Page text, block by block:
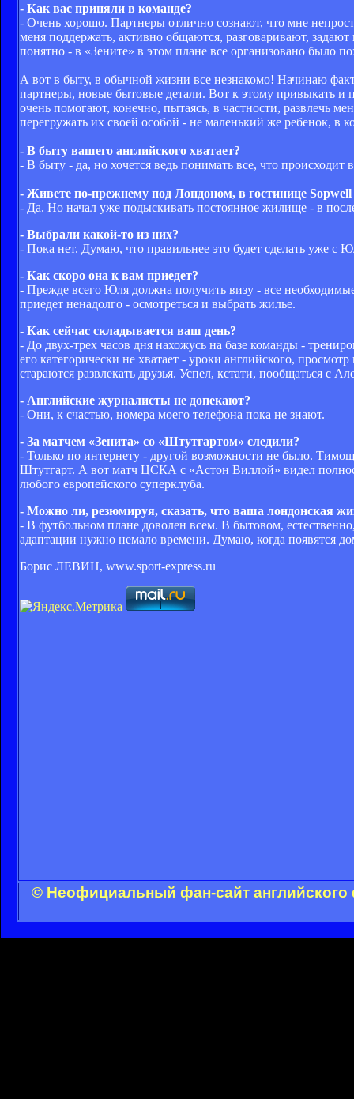
- Как вас приняли в команде?
- Очень хорошо. Партнеры отлично сознают, что мне
меня поддержать, активно общаются, разговаривают,
понятно - в «Зените» в этом плане все организовано было
А вот в быту, в обычной жизни все незнакомо! Начинаю
партнеры, новые бытовые детали. Вот к этому привыкать и
очень помогают, конечно, пытаясь, в частности, развлечь
перегружать их своей особой - не маленький же ребенок, в
- В быту вашего английского хватает?
- В быту - да, но хочется ведь понимать все, что
- Живете по-прежнему под Лондоном, в гостинице Sopwell
- Да. Но начал уже подыскивать постоянное жилище - в
- Выбрали какой-то из них?
- Пока нет. Думаю, что правильнее это будет сделать уже с
- Как скоро она к вам приедет?
- Прежде всего Юля должна получить визу - все
приедет ненадолго - осмотреться и выбрать жилье.
- Как сейчас складывается ваш день?
- До двух-трех часов дня нахожусь на базе команды -
его категорически не хватает - уроки английского,
стараются развлекать друзья. Успел, кстати, пообщаться
- Английские журналисты не допекают?
- Они, к счастью, номера моего телефона пока не знают.
- За матчем «Зенита» со «Штутгартом» следили?
- Только по интернету - другой возможности не было.
Штутгарт. А вот матч ЦСКА с «Астон Виллой» видел
любого европейского суперклуба.
- Можно ли, резюмируя, сказать, что ваша лондонская
- В футбольном плане доволен всем. В бытовом,
адаптации нужно немало времени. Думаю, когда появятся
Борис ЛЕВИН, www.sport-express.ru
© Неофициальный фан-сайт английского